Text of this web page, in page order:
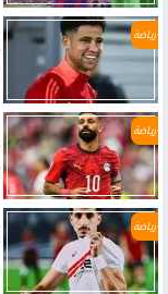
رياضة
رياضة
رياضة